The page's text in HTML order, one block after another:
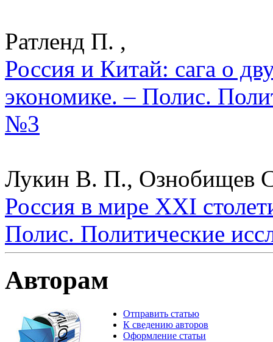
Ратленд П. ,
Россия и Китай: сага о
экономике. – Полис.
№3
Лукин В. П., Ознобищев
Россия в мире XXI
Полис. Политические
Авторам
Отправить статью
К сведению авторов
Оформление статьи